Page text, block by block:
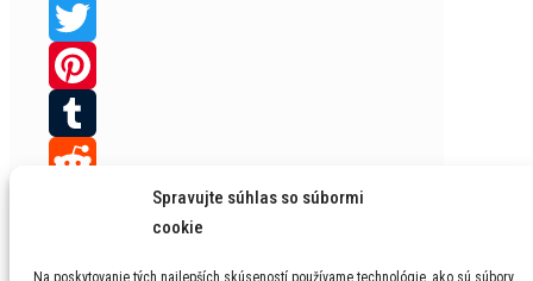
Spravujte súhlas so súbormi
cookie
Na poskytovanie tých najlepších skúseností používame technológie, ako sú súbory
Facebook
Twitter
Pinterest
Tumblr